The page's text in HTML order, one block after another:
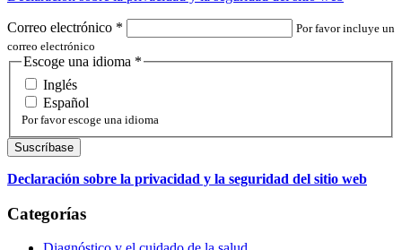
Correo electrónico *
Por favor incluye un
correo electrónico
Escoge una idioma *
Inglés
Español
Por favor escoge una idioma
Declaración sobre la privacidad y la seguridad del sitio web
Categorías